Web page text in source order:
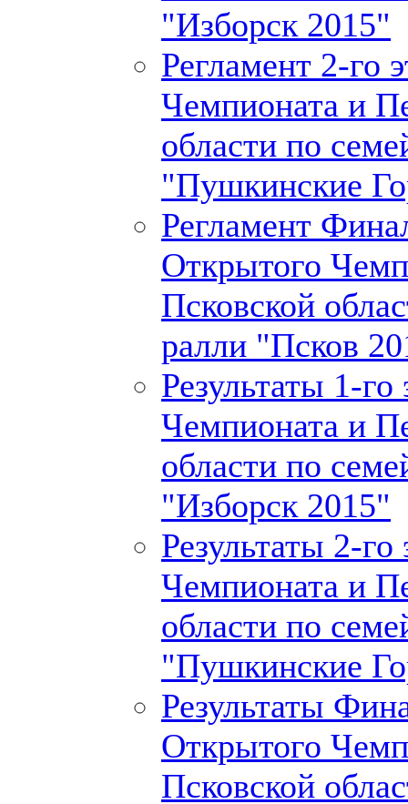
"Изборск 2015"
Регламент 2-го
Чемпионата и
области по
"Пушкинские
Регламент
Открытого
Псковской
ралли "Псков
Результаты 1-
Чемпионата и
области по
"Изборск 2015"
Результаты 2-
Чемпионата и
области по
"Пушкинские
Результаты
Открытого
Псковской